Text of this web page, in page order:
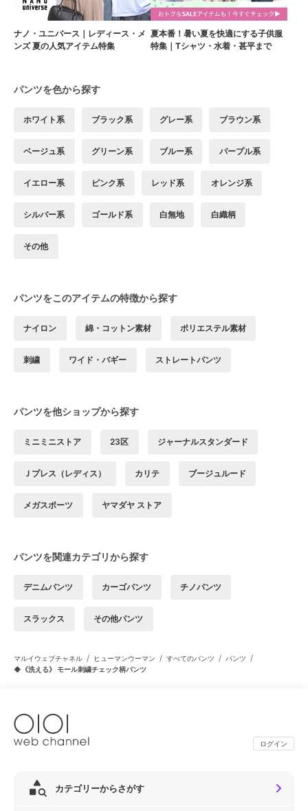
ナノ・ユニバース｜レディース・メ
ンズ 夏の人気アイテム特集
夏本番！暑い夏を快適にする子供服
特集｜Tシャツ・水着・甚平まで
パンツを色から探す
ホワイト系 ブラック系 グレー系 ブラウン系
ベージュ系 グリーン系 ブルー系 パープル系
イエロー系 ピンク系 レッド系 オレンジ系
シルバー系 ゴールド系 白無地 白織柄
その他
パンツをこのアイテムの特徴から探す
ナイロン 綿・コットン素材 ポリエステル素材
刺繍 ワイド・バギー ストレートパンツ
パンツを他ショップから探す
ミニミニストア 23区 ジャーナルスタンダード
Ｊプレス（レディス） カリテ ブージュルード
メガスポーツ ヤマダヤ ストア
パンツを関連カテゴリから探す
デニムパンツ カーゴパンツ チノパンツ
スラックス その他パンツ
マルイウェブチャネル / ヒューマンウーマン / すべてのパンツ / パンツ /
◆《洗える》 モール刺繍チェック柄パンツ
ログイン
カテゴリーからさがす